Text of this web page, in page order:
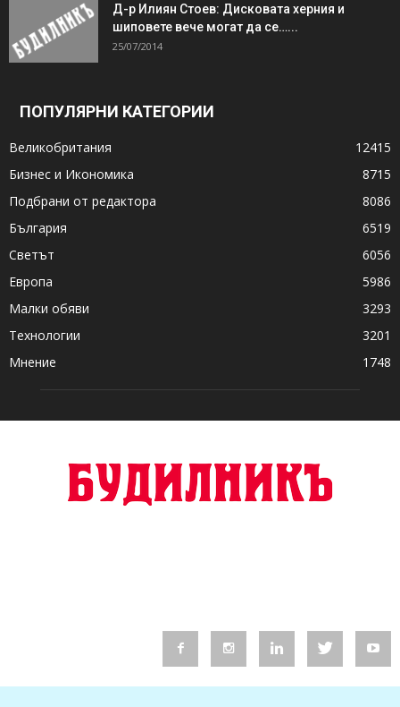
Д-р Илиян Стоев: Дисковата херния и
шиповете вече могат да се…...
25/07/2014
ПОПУЛЯРНИ КАТЕГОРИИ
Великобритания
12415
Бизнес и Икономика
8715
Подбрани от редактора
8086
България
6519
Светът
6056
Европа
5986
Малки обяви
3293
Технологии
3201
Мнение
1748